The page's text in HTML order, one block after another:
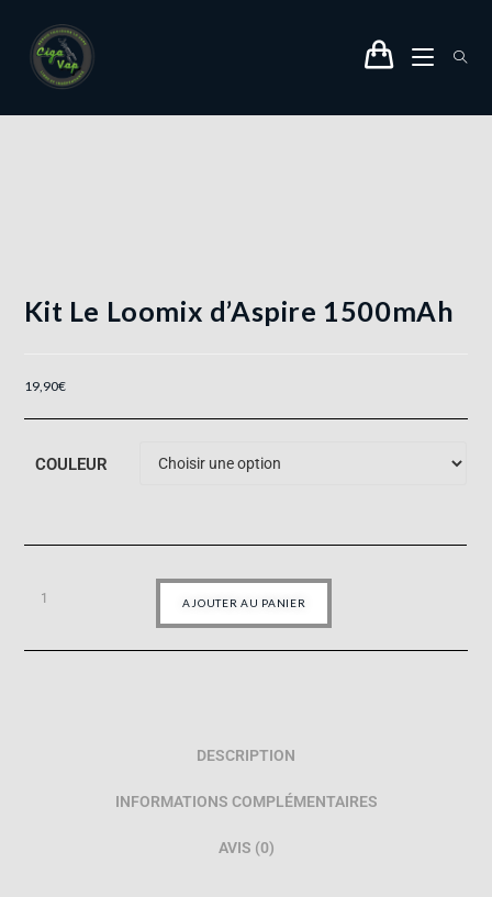
Kit Le Loomix d’Aspire 1500mAh
19,90€
COULEUR
AJOUTER AU PANIER
DESCRIPTION
INFORMATIONS COMPLÉMENTAIRES
AVIS (0)